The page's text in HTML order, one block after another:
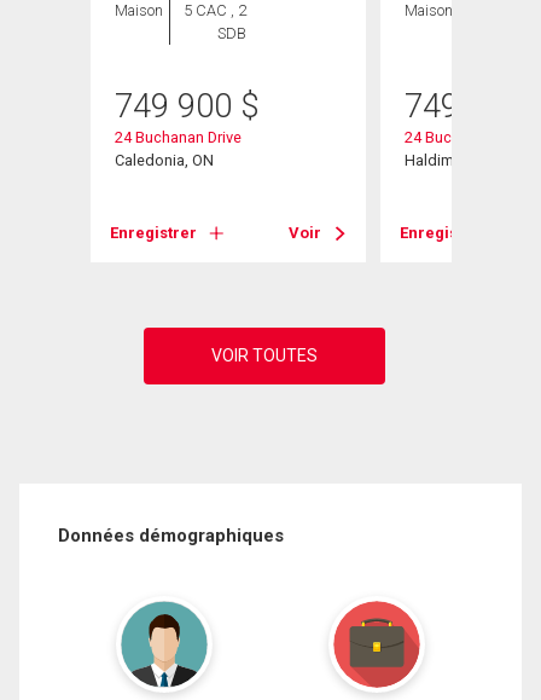
Maison
5 CAC , 2
SDB
749 900 $
24 Buchanan Drive
Caledonia, ON
Enregistrer Voir
Maison
749 900
24 Buchanan Drive
Haldimand, ON
Enregistrer
Données démographiques